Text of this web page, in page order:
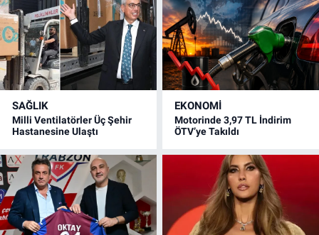
SAĞLIK
Milli Ventilatörler Üç Şehir
Hastanesine Ulaştı
EKONOMİ
Motorinde 3,97 TL İndirim
ÖTV’ye Takıldı